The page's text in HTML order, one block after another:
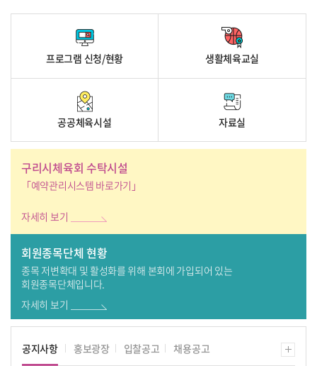
프로그램 신청/현황 생활체육교실
공공체육시설 자료실
구리시체육회 수탁시설
「예약관리시스템 바로가기」
자세히 보기
회원종목단체 현황
종목 저변확대 및 활성화를 위해 본회에 가입되어 있는
회원종목단체입니다.
자세히 보기
공지사항 홍보광장 입찰공고 채용공고